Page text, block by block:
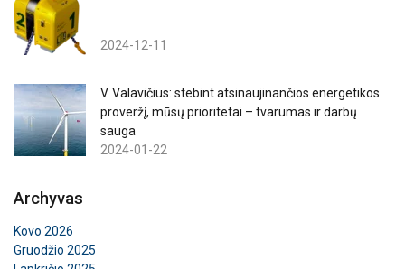
2024-12-11
V. Valavičius: stebint atsinaujinančios energetikos
proveržį, mūsų prioritetai – tvarumas ir darbų
sauga
2024-01-22
Archyvas
Kovo 2026
Gruodžio 2025